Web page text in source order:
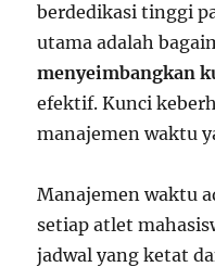
berdedikasi tinggi
utama adalah
menyeimbangkan
efektif. Kunci
manajemen waktu
Manajemen waktu
setiap atlet
jadwal yang ketat